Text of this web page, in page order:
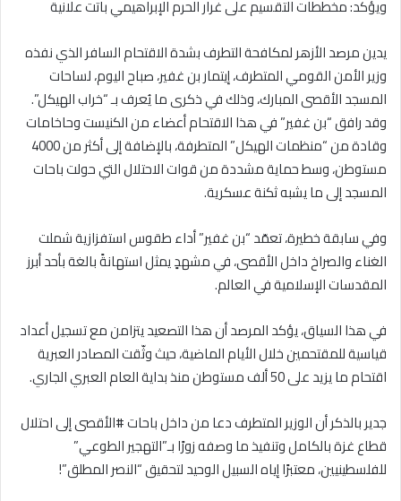
ويؤكد: مخططات التقسيم على غرار الحرم الإبراهيمي باتت علانية
يدين مرصد الأزهر لمكافحة التطرف بشدة الاقتحام السافر الذي نفذه
وزير الأمن القومي المتطرف، إيتمار بن غفير، صباح اليوم، لساحات
المسجد الأقصى المبارك، وذلك في ذكرى ما يُعرف بـ “خراب الهيكل”.
وقد رافق “بن غفير” في هذا الاقتحام أعضاء من الكنيست وحاخامات
وقادة من “منظمات الهيكل” المتطرفة، بالإضافة إلى أكثر من 4000
مستوطن، وسط حماية مشددة من قوات الاحتلال التي حولت باحات
المسجد إلى ما يشبه ثكنة عسكرية.
وفي سابقة خطيرة، تعمّد “بن غفير” أداء طقوس استفزازية شملت
الغناء والصراخ داخل الأقصى، في مشهدٍ يمثل استهانةً بالغة بأحد أبرز
المقدسات الإسلامية في العالم.
في هذا السياق، يؤكد المرصد أن هذا التصعيد يتزامن مع تسجيل أعداد
قياسية للمقتحمين خلال الأيام الماضية، حيث وثّقت المصادر العبرية
اقتحام ما يزيد على 50 ألف مستوطن منذ بداية العام العبري الجاري.
جدير بالذكر أن الوزير المتطرف دعا من داخل باحات #الأقصى إلى احتلال
قطاع غزة بالكامل وتنفيذ ما وصفه زورًا بـ”التهجير الطوعي”
للفلسطينيين، معتبرًا إياه السبيل الوحيد لتحقيق “النصر المطلق”!